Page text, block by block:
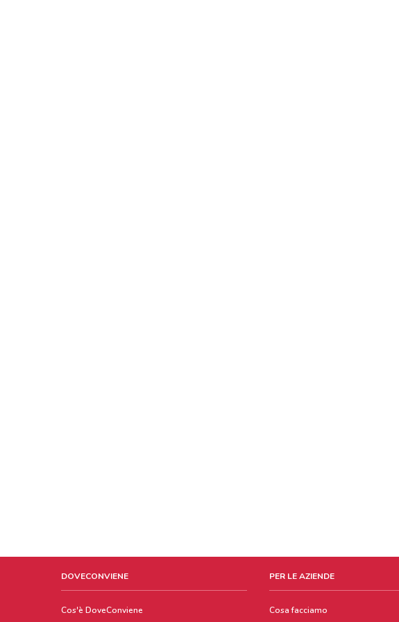
DOVECONVIENE
Cos'è DoveConviene
PER LE AZIENDE
Cosa facciamo